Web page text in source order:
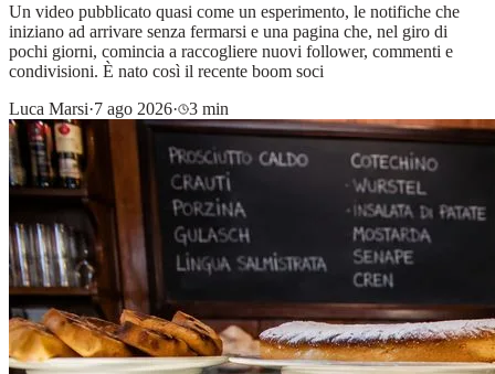
Un video pubblicato quasi come un esperimento, le notifiche che
iniziano ad arrivare senza fermarsi e una pagina che, nel giro di
pochi giorni, comincia a raccogliere nuovi follower, commenti e
condivisioni. È nato così il recente boom soci
Luca Marsi·7 ago 2026· 3 min